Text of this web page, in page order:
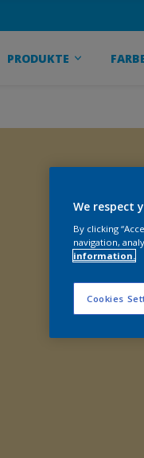
PRODUKTE
We respect
By clicking
navigation,
information.
Cookies